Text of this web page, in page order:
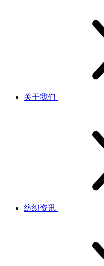
关于我们
纺织资讯